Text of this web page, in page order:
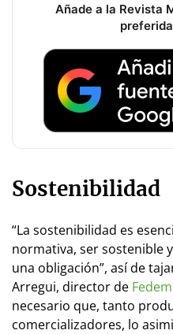
Añade a la Revista
Sostenibilidad
“La sostenibilidad es
normativa, ser sostenible
una obligación”, así de
Arregui, director de
necesario que, tanto
comercializadores, lo